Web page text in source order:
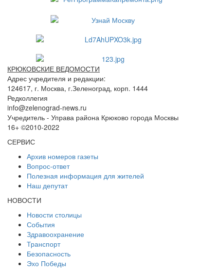
КРЮКОВСКИЕ ВЕДОМОСТИ
Адрес учредителя и редакции:
124617, г. Москва, г.Зеленоград, корп. 1444
Редколлегия
info@zelenograd-news.ru
Учредитель - Управа района Крюково города Москвы
16+ ©2010-2022
СЕРВИС
Архив номеров газеты
Вопрос-ответ
Полезная информация для жителей
Наш депутат
НОВОСТИ
Новости столицы
События
Здравоохранение
Транспорт
Безопасность
Эхо Победы